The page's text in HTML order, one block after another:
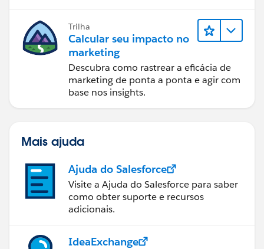
Trilha
Calcular seu impacto no
marketing
Descubra como rastrear a eficácia de
marketing de ponta a ponta e agir com
base nos insights.
Mais ajuda
Ajuda do Salesforce
Visite a Ajuda do Salesforce para saber
como obter suporte e recursos
adicionais.
IdeaExchange